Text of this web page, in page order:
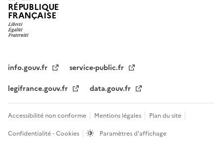
RÉPUBLIQUE
FRANÇAISE
info.gouv.fr
service-public.fr
legifrance.gouv.fr
data.gouv.fr
Accessibilité non conforme Mentions légales
Plan du site
Confidentialité - Cookies
Paramètres d'affichage